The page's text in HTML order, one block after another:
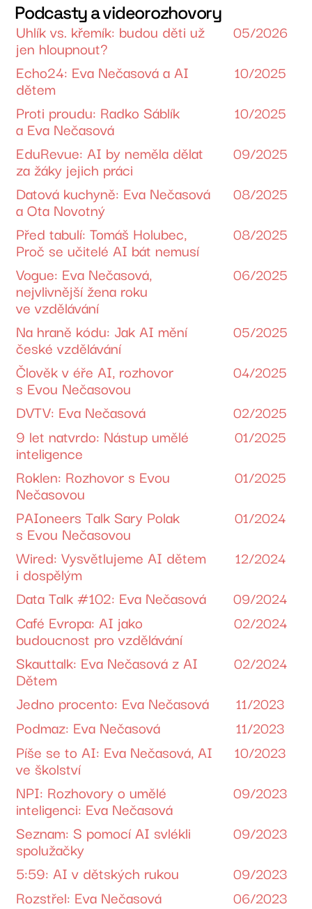
Podcasty a videorozhovory
Uhlík vs. křemík: budou děti už
jen hloupnout?
05/2026
Echo24: Eva Nečasová a AI
dětem
10/2025
Proti proudu: Radko Sáblík
a Eva Nečasová
10/2025
EduRevue: AI by neměla dělat
za žáky jejich práci
09/2025
Datová kuchyně: Eva Nečasová
a Ota Novotný
08/2025
Před tabulí: Tomáš Holubec,
Proč se učitelé AI bát nemusí
08/2025
Vogue: Eva Nečasová,
nejvlivnější žena roku
ve vzdělávání
06/2025
Na hraně kódu: Jak AI mění
české vzdělávání
05/2025
Člověk v éře AI, rozhovor
s Evou Nečasovou
04/2025
DVTV: Eva Nečasová 02/2025
9 let natvrdo: Nástup umělé
inteligence
01/2025
Roklen: Rozhovor s Evou
Nečasovou
01/2025
PAIoneers Talk Sary Polak
s Evou Nečasovou
01/2024
Wired: Vysvětlujeme AI dětem
i dospělým
12/2024
Data Talk #102: Eva Nečasová 09/2024
Café Evropa: AI jako
budoucnost pro vzdělávání
02/2024
Skauttalk: Eva Nečasová z AI
Dětem
02/2024
Jedno procento: Eva Nečasová 11/2023
Podmaz: Eva Nečasová 11/2023
Píše se to AI: Eva Nečasová, AI
ve školství
10/2023
NPI: Rozhovory o umělé
inteligenci: Eva Nečasová
09/2023
Seznam: S pomocí AI svlékli
spolužačky
09/2023
5:59: AI v dětských rukou 09/2023
Rozstřel: Eva Nečasová 06/2023